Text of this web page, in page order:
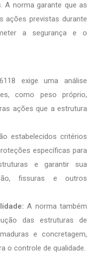
A norma garante que as
ações previstas durante
a segurança e o
exige uma análise
como peso próprio,
ações que a estrutura
estabelecidos critérios
específicas para
e garantir sua
fissuras e outros
A norma também
das estruturas de
e concretagem,
o controle de qualidade.